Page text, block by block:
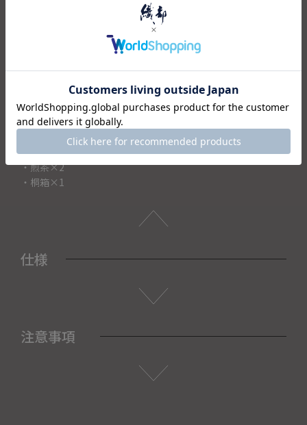
どんなライフシーンにも合わせやすいシックな佇まいで、普
また、父の日や母の日、誕生日などにシリーズで揃えて大切
な方への贈り物としても最適です。
＜セット内容＞
・急須（茶こし付き）×1
・煎茶×2
・桐箱×1
仕様
注意事項